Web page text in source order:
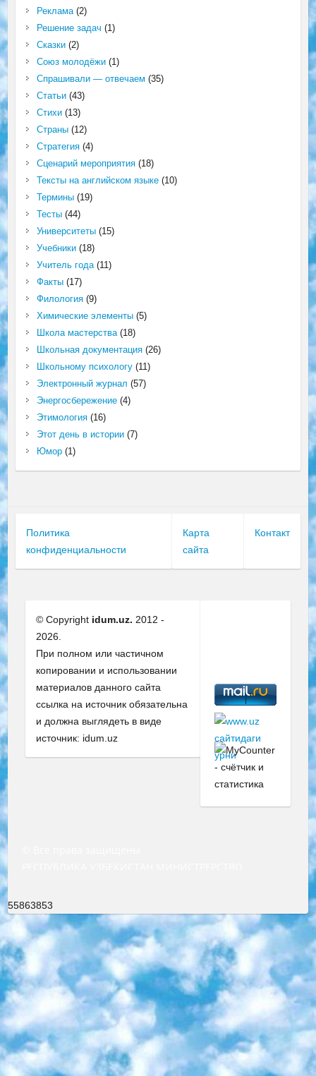
Реклама(2)
Решение задач (1)
Сказки(2)
Союз молодёжи(1)
Спрашивали — отвечаем (35)
Статьи(43)
Стихи(13)
Страны(12)
Стратегия(4)
Сценарий мероприятия(18)
Тексты на английском языке(10)
Термины(19)
Тесты(44)
Университеты(15)
Учебники(18)
Учитель года(11)
Факты(17)
Филология(9)
Химические элементы(5)
Школа мастерства(18)
Школьная документация(26)
Школьному психологу(11)
Электронный журнал (57)
Энергосбережение(4)
Этимология(16)
Этот день в истории(7)
Юмор(1)
Политика
конфиденциальности
Карта
сайта
Контакт
© Copyright idum.uz. 2012 -
2026.
При полном или частичном
копировании и использовании
материалов данного сайта
ссылка на источник обязательна
и должна выглядеть в виде
источник: idum.uz
55863853